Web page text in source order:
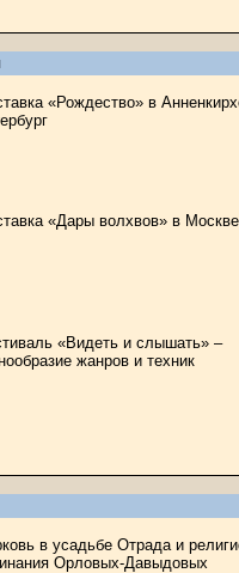
«Рождество» в
«Дары волхвов» в Москве
«Видеть и слышать» –
жанров и техник
в усадьбе Отрада и
Орловых-Давыдовых